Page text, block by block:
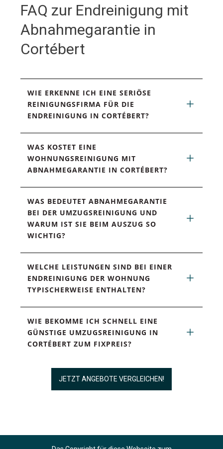
FAQ zur Endreinigung mit
Abnahmegarantie in
Cortébert
WIE ERKENNE ICH EINE SERIÖSE
REINIGUNGSFIRMA FÜR DIE
ENDREINIGUNG IN CORTÉBERT?
WAS KOSTET EINE
WOHNUNGSREINIGUNG MIT
ABNAHMEGARANTIE IN CORTÉBERT?
WAS BEDEUTET ABNAHMEGARANTIE
BEI DER UMZUGSREINIGUNG UND
WARUM IST SIE BEIM AUSZUG SO
WICHTIG?
WELCHE LEISTUNGEN SIND BEI EINER
ENDREINIGUNG DER WOHNUNG
TYPISCHERWEISE ENTHALTEN?
WIE BEKOMME ICH SCHNELL EINE
GÜNSTIGE UMZUGSREINIGUNG IN
CORTÉBERT ZUM FIXPREIS?
JETZT ANGEBOTE VERGLEICHEN!